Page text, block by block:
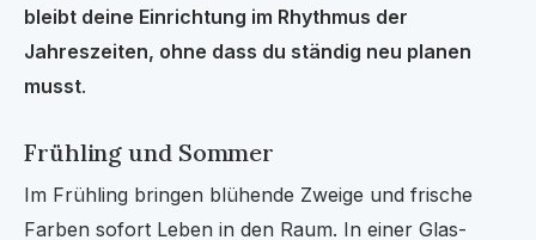
bleibt deine Einrichtung im Rhythmus der
Jahreszeiten, ohne dass du ständig neu planen
musst.
Frühling und Sommer
Im Frühling bringen blühende Zweige und frische
Farben sofort Leben in den Raum. In einer Glas-